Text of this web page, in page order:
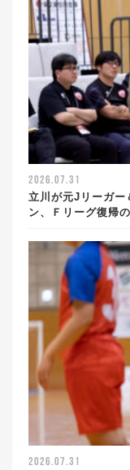
2026.07.31
立川が元Jリーガー
ン、Ｆリーグ復帰
2026.07.31